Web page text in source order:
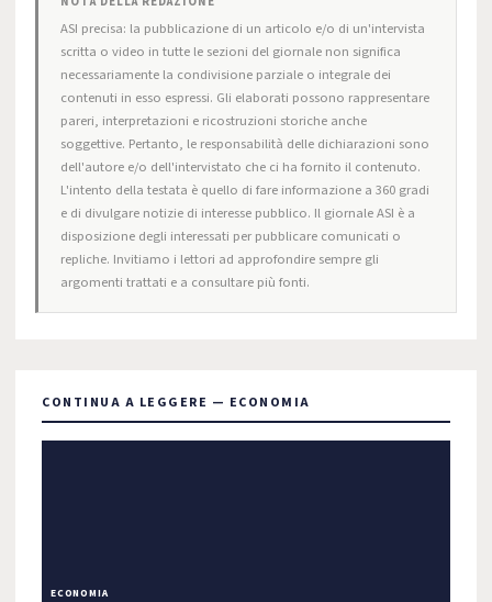
ASI precisa: la pubblicazione di un articolo e/o di un'intervista
scritta o video in tutte le sezioni del giornale non significa
necessariamente la condivisione parziale o integrale dei
contenuti in esso espressi. Gli elaborati possono rappresentare
pareri, interpretazioni e ricostruzioni storiche anche
soggettive. Pertanto, le responsabilità delle dichiarazioni sono
dell'autore e/o dell'intervistato che ci ha fornito il contenuto.
L'intento della testata è quello di fare informazione a 360 gradi
e di divulgare notizie di interesse pubblico. Il giornale ASI è a
disposizione degli interessati per pubblicare comunicati o
repliche. Invitiamo i lettori ad approfondire sempre gli
argomenti trattati e a consultare più fonti.
CONTINUA A LEGGERE — ECONOMIA
ECONOMIA